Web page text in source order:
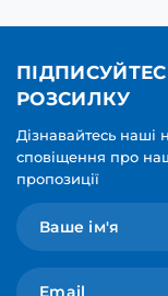
РОЗСИЛКУ
Дізнавайтесь
сповіщення про
пропозиції